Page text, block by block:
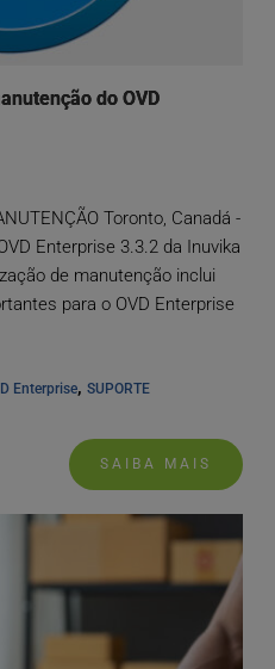
do OVD
Toronto, Canadá -
Enterprise 3.3.2 da Inuvika
de manutenção inclui
para o OVD Enterprise
Enterprise, SUPORTE
SAIBA MAIS